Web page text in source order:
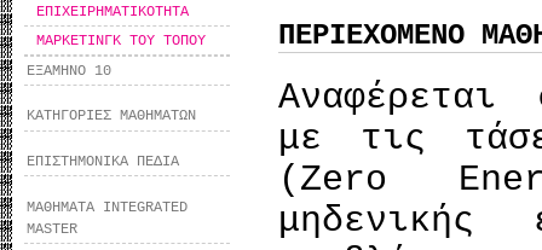
ΕΠΙΧΕΙΡΗΜΑΤΙΚΟΤΗΤΑ
ΜΑΡΚΕΤΙΝΓΚ ΤΟΥ ΤΟΠΟΥ
ΕΞΑΜΗΝΟ 10
ΚΑΤΗΓΟΡΙΕΣ ΜΑΘΗΜΑΤΩΝ
ΕΠΙΣΤΗΜΟΝΙΚΑ ΠΕΔΙΑ
ΜΑΘΗΜΑΤΑ INTEGRATED
MASTER
ΠΕΡΙΕΧΟΜΕΝΟ
Αναφέρεται
με τις
(Zero